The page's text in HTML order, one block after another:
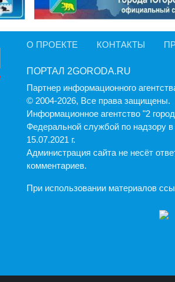
О ПРОЕКТЕ КОНТАКТЫ
ПОРТАЛ 2GORODA.RU
Партнер информационного
© 2004-2026, Все права защищены.
Информационное агентство "2
Федеральной службой по надзору
15.07.2021 г.
Администрация cайта не несёт
комментариев.
При использовании материалов